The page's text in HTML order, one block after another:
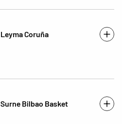
Leyma Coruña
Surne Bilbao Basket